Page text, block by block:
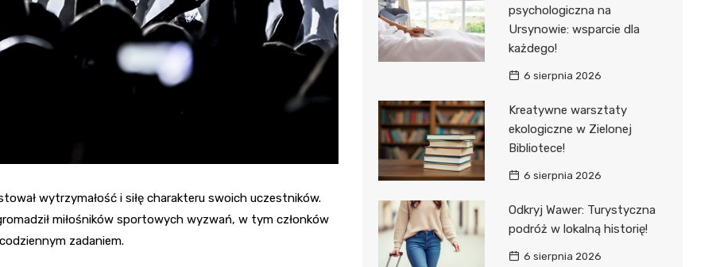
wytrzymałość i siłę charakteru swoich uczestników.
miłośników sportowych wyzwań, w tym członków
zadaniem.
psychologiczna na
Ursynowie: wsparcie dla
każdego!
6 sierpnia 2026
Kreatywne warsztaty
ekologiczne w Zielonej
Bibliotece!
6 sierpnia 2026
Odkryj Wawer: Turystyczna
podróż w lokalną historię!
6 sierpnia 2026